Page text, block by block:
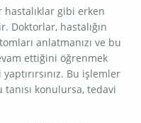
hastalıklar gibi erken
Doktorlar, hastalığın
anlatmanızı ve bu
ettiğini öğrenmek
Bu işlemler
konulursa, tedavi